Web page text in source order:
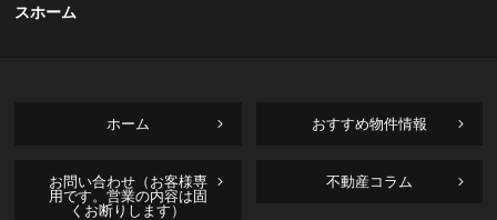
スホーム
ホーム おすすめ物件情報
お問い合わせ（お客様専
用です。営業の内容は固
くお断りします）
不動産コラム